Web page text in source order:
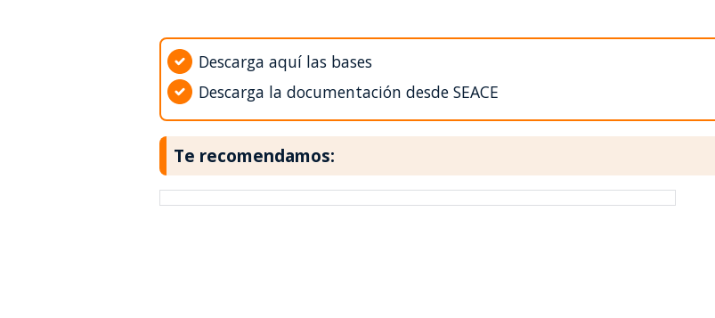
Descarga aquí las bases
Descarga la documentación desde SEACE
Te recomendamos: